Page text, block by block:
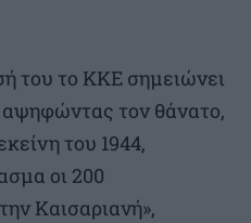
του το ΚΚΕ σημειώνει
αψηφώντας τον θάνατο,
του 1944,
οι 200
Καισαριανή»,